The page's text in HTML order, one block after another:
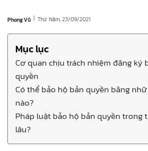
Phong Vũ | Thứ Năm, 23/09/2021
Mục lục
Cơ quan chịu trách nhiệm đăng ký
quyền
Có thể bảo hộ bản quyền bằng
nào?
Pháp luật bảo hộ bản quyền trong
lâu?